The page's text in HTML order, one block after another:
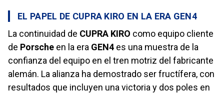
EL PAPEL DE CUPRA KIRO EN LA ERA GEN4
La continuidad de CUPRA KIRO como equipo cliente
de Porsche en la era GEN4 es una muestra de la
confianza del equipo en el tren motriz del fabricante
alemán. La alianza ha demostrado ser fructífera, con
resultados que incluyen una victoria y dos poles en